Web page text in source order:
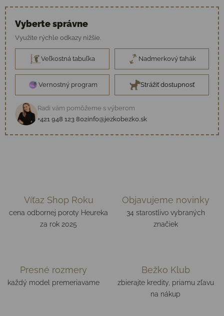
Vyberte správne
Využite rýchle odkazy nižšie.
Veľkostná tabuľka Nadmerkový ťahák
Vernostný program Strážiť dostupnosť
Radi vám pomôžeme s výberom
+421 948 123 802info@jezkobezko.sk
Víťaz Shop Roku
cena odbornej poroty Heureka
za rok 2025
Objavujeme novinky
34 starostlivo vybraných
značiek
Presné rozmery
každý model premeriavame
Bežko Klub
zbierajte kredity, priamu zľavu
na nákup